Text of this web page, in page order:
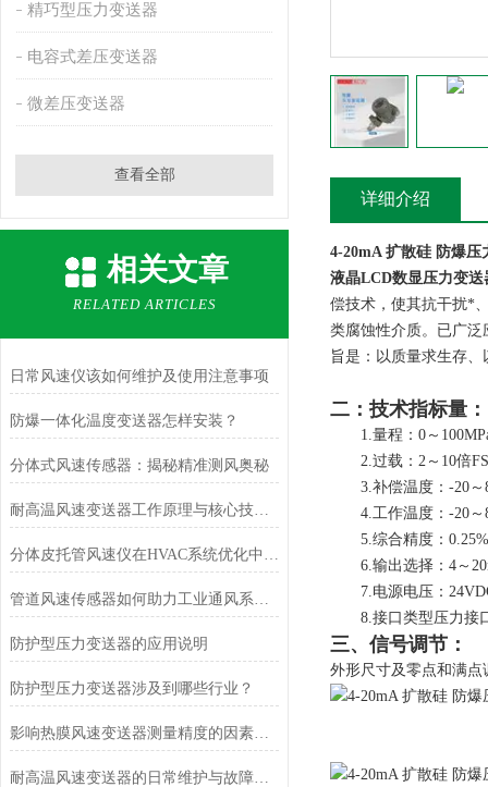
精巧型压力变送器
电容式差压变送器
微差压变送器
查看全部
相关文章
RELATED ARTICLES
日常风速仪该如何维护及使用注意事项
防爆一体化温度变送器怎样安装？
分体式风速传感器：揭秘精准测风奥秘
耐高温风速变送器工作原理与核心技术解析
分体皮托管风速仪在HVAC系统优化中的作用
管道风速传感器如何助力工业通风系统优化？
防护型压力变送器的应用说明
防护型压力变送器涉及到哪些行业？
影响热膜风速变送器测量精度的因素及解决措施
耐高温风速变送器的日常维护与故障排查指南
详细介绍
4-20mA 扩散硅 防爆压
液晶LCD数显压力变
偿技术，使其抗干扰*
类腐蚀性介质。已广
旨是：以质量求生存
二：技术指标量：
1.量程：0～
2.过载：2～10倍
3.补偿温度：-20～
4.工作温度：-20～
5.综合精度：0.25%
6.输出选择：4～
7.电源电压：
8.接口类型压力接口
三、信号调节：
外形尺寸及零点和满